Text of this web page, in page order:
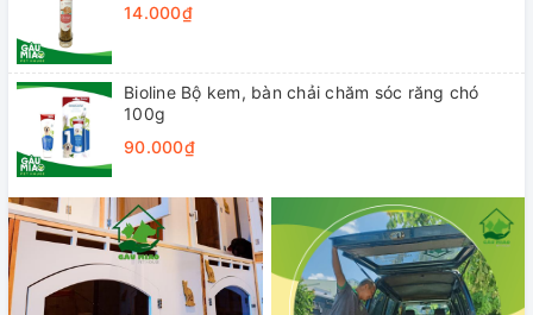
14.000₫
Bioline Bộ kem, bàn chải chăm sóc răng chó
100g
90.000₫